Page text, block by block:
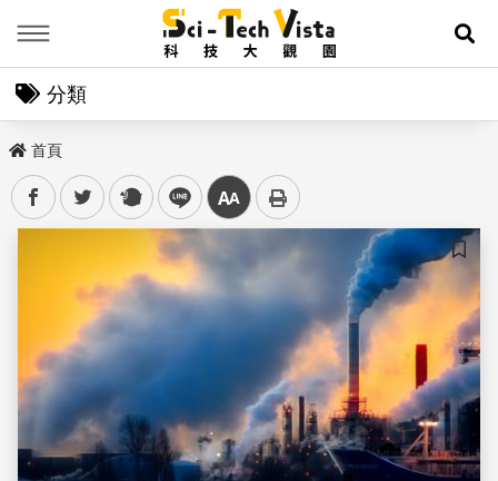
展
分類
首頁
facebooktwitter plurk line 中
儲存